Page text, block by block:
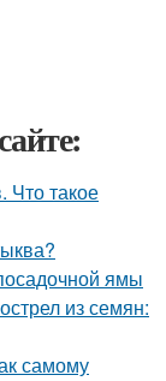
Что такое
ямы
из семян:
самому